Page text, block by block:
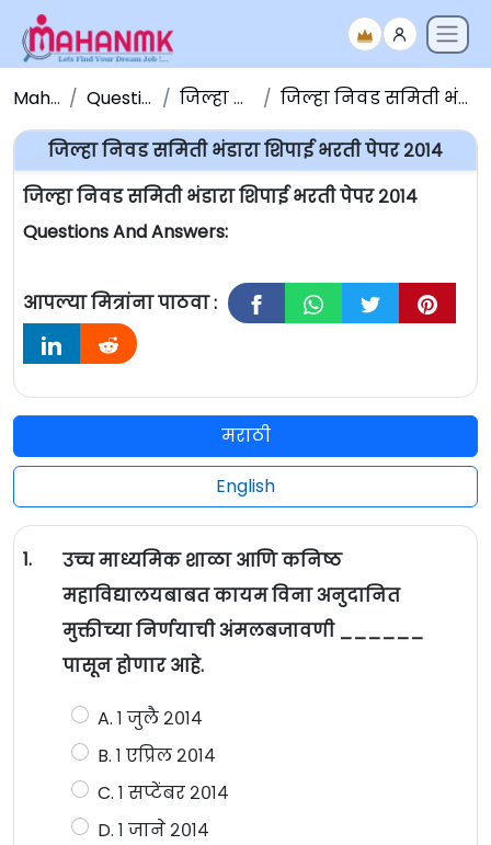
Maha NMK Question Papers जिल्हा निवड समिती जिल्हा निवड समिती भंडारा शिपाई भरती पेपर २०१४
जिल्हा निवड समिती भंडारा शिपाई भरती पेपर २०१४
जिल्हा निवड समिती भंडारा शिपाई भरती पेपर २०१४
Questions And Answers:
आपल्या मित्रांना पाठवा :
मराठी
English
1.
उच्च माध्यमिक शाळा आणि कनिष्ठ
महाविद्यालयबाबत कायम विना अनुदानित
मुक्तीच्या निर्णयाची अंमलबजावणी ______
पासून होणार आहे.
A. १ जुलै २०१४
B. १ एप्रिल २०१४
C. १ सप्टेंबर २०१४
D. १ जाने २०१४